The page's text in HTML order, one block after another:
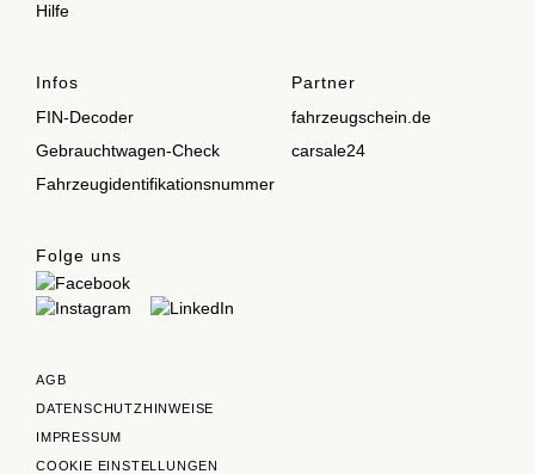
Hilfe
Infos
FIN-Decoder
Gebrauchtwagen-Check
Fahrzeugidentifikationsnummer
Partner
fahrzeugschein.de
carsale24
Folge uns
AGB
DATENSCHUTZHINWEISE
IMPRESSUM
COOKIE EINSTELLUNGEN